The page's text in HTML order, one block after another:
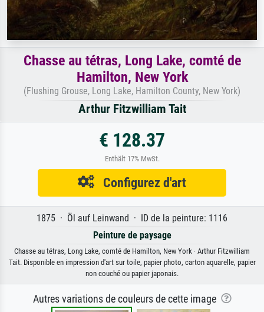
Chasse au tétras, Long Lake, comté de
Hamilton, New York
(Flushing Grouse, Long Lake, Hamilton County, New York)
Arthur Fitzwilliam Tait
€ 128.37
Enthält 17% MwSt.
Configurez d'art
1875 · Öl auf Leinwand · ID de la peinture: 1116
Peinture de paysage
Chasse au tétras, Long Lake, comté de Hamilton, New York · Arthur Fitzwilliam
Tait. Disponible en impression d'art sur toile, papier photo, carton aquarelle, papier
non couché ou papier japonais.
Autres variations de couleurs de cette image